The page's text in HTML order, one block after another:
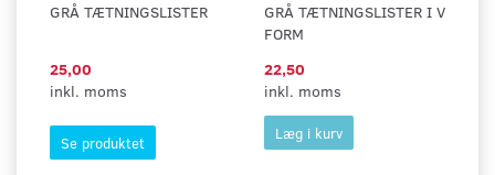
GRÅ TÆTNINGSLISTER
25,00
inkl. moms
Se produktet
GRÅ TÆTNINGSLISTER I V
FORM
22,50
inkl. moms
Læg i kurv